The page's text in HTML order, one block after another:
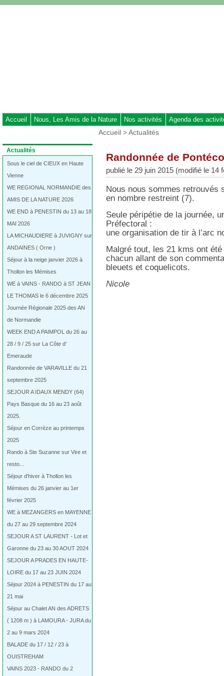
à
la
Accueil Nous, Les Amis de la Nature Nos activités Agenda des
Dans
la
rubrique
Actualités
Sous le ciel de CIEUX en Haute
Vienne
WE REGIONAL NORMANDIE des
AMIS DE LA NATURE 2026
WE END à PENESTIN du 13 au 18
MAI 2026
LA MICHAUDIERE à JUVIGNY sur
ANDAINES ( Orne )
Séjour à la neige janvier 2026 à
Thollon les Mémises
WE à VAINS - RANDO à ST JEAN
LE THOMAS le 6 décembre 2025
Journée Régionale 2025 des AN
de Normandie
WEEK END A PAIMPOL du 26 au
28 / 9 / 25 sur La Côte d’
Emeraude
Randonnée de VARAVILLE du 21
septembre 2025
SEJOUR A IDAUX MENDY (64)
Pays Basque du 16 au 23 août
2025.
Séjour en Corrèze au printemps
2025
Rando à Ste Suzanne sur Vire et
resto...
Séjour d’hiver à Thollon les
Mémises du 26 janvier au 1er
février 2025
WE à MEZANGERS en MAYENNE
du 27 au 29 septembre 2024
SEJOUR A ST LAURENT - Lot et
Garonne du 23 au 30 AOUT 2024
SEJOUR A PRADES EN HAUTE-
LOIRE du 17 au 23 JUIN 2024
Séjour 2024 à PENESTIN du 17 au
21 mai
Séjour au Chalet AN des ADRETS
( 1208 m ) à LAMOURA - JURA du
2 au 9 mars 2024
BALADE du 17 / 12 / 23 à
OUISTREHAM
VAINS 2023 - RANDO du 2
Vous
Accueil >Actualités
Randonnée de
publié le 29 juin 2015 (modifié le 14
Nous nous sommes retrouvés
en nombre restreint (7).
Seule péripétie de la journée,
Préfectoral :
une organisation de tir à l’arc
Malgré tout, les 21 kms ont
chacun allant de son
bleuets et coquelicots.
Nicole